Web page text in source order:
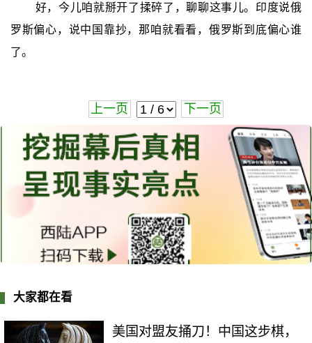
好，今儿咱就掰开了揉碎了，聊聊这事儿。印度说俄
罗斯偏心，说中国靠抄，那咱就看看，俄罗斯到底偏心谁
了。
上一页 下一页
大家都在看
美国对盟友捅刀！中国这步棋，